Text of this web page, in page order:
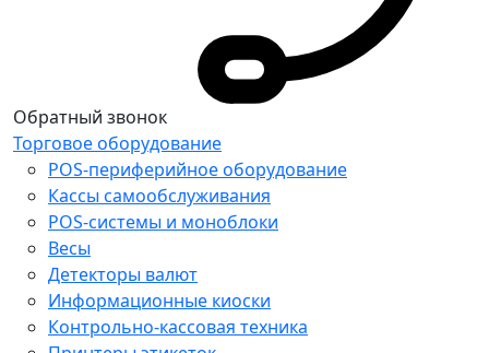
Обратный звонок
Торговое оборудование
POS-периферийное оборудование
Кассы самообслуживания
POS-системы и моноблоки
Весы
Детекторы валют
Информационные киоски
Контрольно-кассовая техника